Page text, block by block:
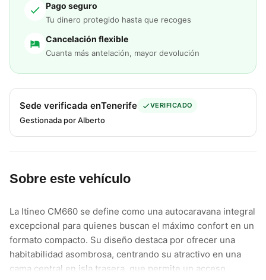
Pago seguro
Tu dinero protegido hasta que recoges
Cancelación flexible
Cuanta más antelación, mayor devolución
Sede verificada enTenerife VERIFICADO
Gestionada por Alberto
Sobre este vehículo
La Itineo CM660 se define como una autocaravana integral
excepcional para quienes buscan el máximo confort en un
formato compacto. Su diseño destaca por ofrecer una
habitabilidad asombrosa, centrando su atractivo en una
cama central en isla trasera, que permite un acceso